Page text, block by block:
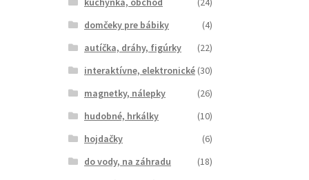
domčeky pre bábiky
(4)
autíčka, dráhy, figúrky
(22)
interaktívne, elektronické (30)
magnetky, nálepky
(26)
hudobné, hrkálky
(10)
hojdačky
(6)
do vody, na záhradu
(18)